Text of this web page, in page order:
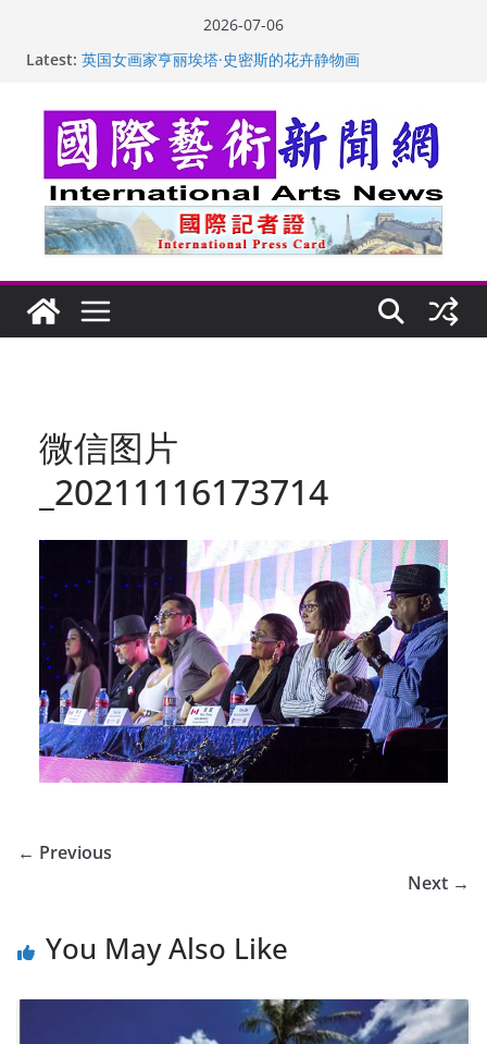
2026-07-06
Latest: 英国女画家亨丽埃塔·史密斯的花卉静物画
玛丽安娜·卡拉切娃的绘画：幽默和难以言喻的快乐
苏方 ：“字”得其乐
“梵心”归处：一场展览 连着攀枝花的千里乡愁
微信图片
_20211116173714
← Previous
Next →
You May Also Like